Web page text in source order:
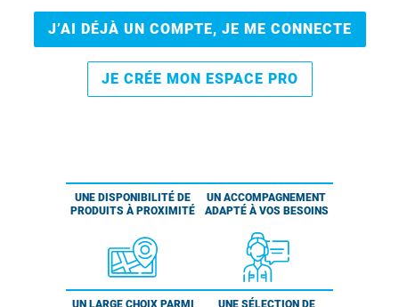
J’AI DÉJÀ UN COMPTE, JE ME CONNECTE
JE CRÉE MON ESPACE PRO
UNE DISPONIBILITÉ DE
PRODUITS À PROXIMITÉ
UN ACCOMPAGNEMENT
ADAPTÉ À VOS BESOINS